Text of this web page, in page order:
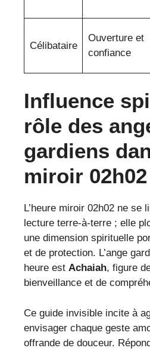
Célibataire
Ouverture et
confiance
Influence
rôle des
gardiens
miroir 02h02
L’heure miroir 02h02 ne se
lecture terre-à-terre ; elle
une dimension spirituelle
et de protection. L’ange
heure est Achaiah, figure
bienveillance et de
Ce guide invisible incite à
envisager chaque geste
offrande de douceur.